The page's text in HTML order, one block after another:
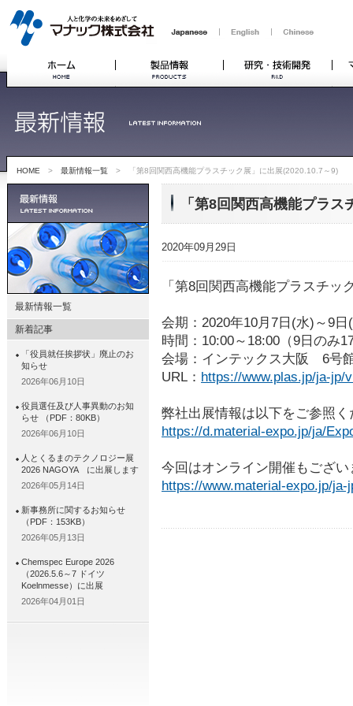
HOME > 最新情報一覧 > 「第8回関西高機能プラスチック展」に出展(2020.10.7～9)
最新情報一覧
新着記事
「役員就任挨拶状」廃止のお
知らせ
2026年06月10日
役員選任及び人事異動のお知
らせ （PDF：80KB）
2026年06月10日
人とくるまのテクノロジー展
2026 NAGOYA に出展します
2026年05月14日
新事務所に関するお知らせ
（PDF：153KB）
2026年05月13日
Chemspec Europe 2026
（2026.5.6～7 ドイツ
Koelnmesse）に出展
2026年04月01日
「第8回関西高機能プラ
2020年09月29日
「第8回関西高機能プラスチッ
会期：2020年10月7日(水)～9日
時間：10:00～18:00（9日のみ
会場：インテックス大阪 6号
URL： https://www.plas.jp/ja-jp/
弊社出展情報は以下をご参照く
https://d.material-expo.jp/ja/
今回はオンライン開催もござい
https://www.material-expo.jp/ja-